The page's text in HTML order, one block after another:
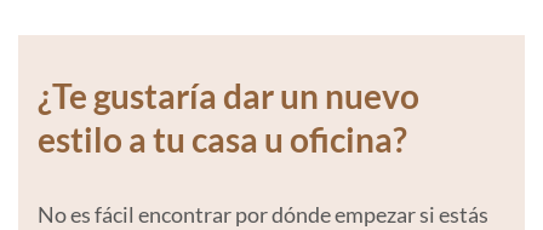
¿Te gustaría dar un nuevo
estilo a tu casa u oficina?
No es fácil encontrar por dónde empezar si estás